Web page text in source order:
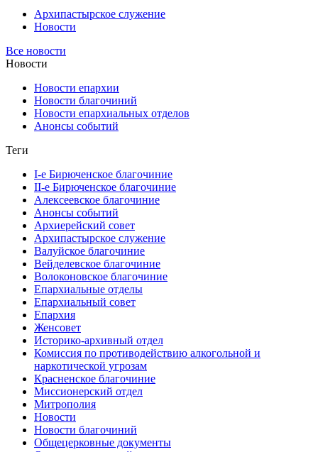
Архипастырское служение
Новости
Все новости
Новости
Новости епархии
Новости благочиний
Новости епархиальных отделов
Анонсы событий
Теги
I-е Бирюченское благочиние
II-е Бирюченское благочиние
Алексеевское благочиние
Анонсы событий
Архиерейский совет
Архипастырское служение
Валуйское благочиние
Вейделевское благочиние
Волоконовское благочиние
Епархиальные отделы
Епархиальный совет
Епархия
Женсовет
Историко-архивный отдел
Комиссия по противодействию алкогольной и
наркотической угрозам
Красненское благочиние
Миссионерский отдел
Митрополия
Новости
Новости благочиний
Общецерковные документы